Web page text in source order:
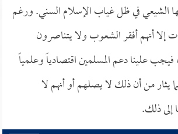
الشيعي في ظل غياب الإسلام السني. ورغم
إلا أنهم أفقر الشعوب ولا يتناصرون
فيجب علينا دعم المسلمين اقتصادياً وعلمياً
يثار من أن ذلك لا يصلهم أو أنهم لا
ذلك.